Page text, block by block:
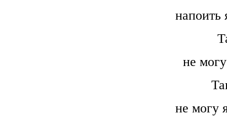
напоить
не
не могу